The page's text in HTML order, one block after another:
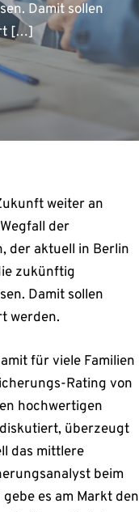
Damit sollen
[…]
weiter an
der
der aktuell in Berlin
zukünftig
Damit sollen
werden.
für viele Familien
Rating von
hochwertigen
überzeugt
das mittlere
beim
es am Markt den